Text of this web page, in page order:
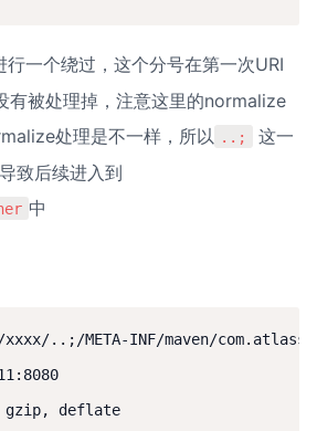
行一个绕过，这个分号在第一次URI
有被处理掉，注意这里的normalize
处理是不一样，所以
..;
这一
致后续进入到
中
..;/META-INF/maven/
gzip, deflate